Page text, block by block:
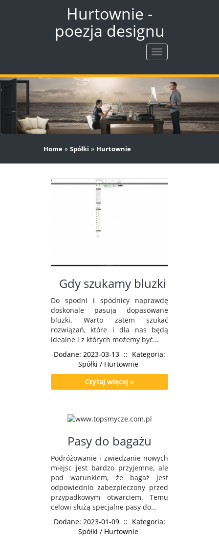
Hurtownie -
poezja designu
Rozwiń
nawigację
Home » Spółki » Hurtownie
Gdy szukamy bluzki
Do spodni i spódnicy naprawdę
doskonale pasują dopasowane
bluzki. Warto zatem szukać
rozwiązań, które i dla nas będą
idealne i z których możemy być...
Dodane: 2023-03-13 :: Kategoria:
Spółki / Hurtownie
Czytaj więcej »
Pasy do bagażu
Podróżowanie i zwiedzanie nowych
miejsc jest bardzo przyjemne, ale
pod warunkiem, że bagaż jest
odpowiednio zabezpieczony przed
przypadkowym otwarciem. Temu
celowi służą specjalne pasy do...
Dodane: 2023-01-09 :: Kategoria:
Spółki / Hurtownie